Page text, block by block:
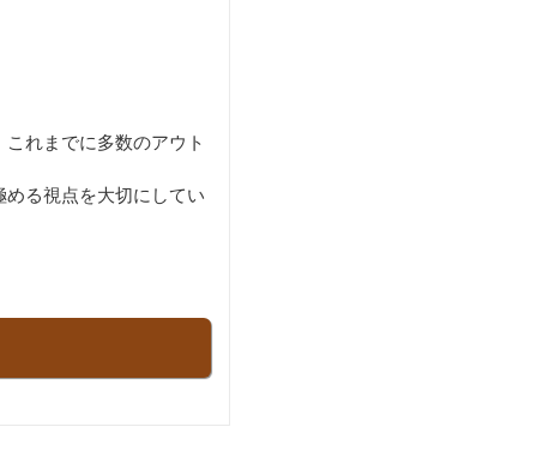
れまでに多数のアウト
る視点を大切にしてい